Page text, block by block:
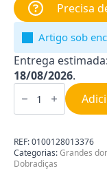
Precisa
Artigo sob
Entrega
18/08/2026.
Quantidade
de
Máquina
Roupa
LG
0100128013376
REF:0100128013376
Categorias:Grandes
Dobradiças